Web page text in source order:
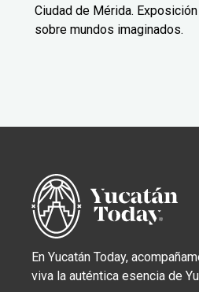
Ciudad de Mérida.
sobre mundos imaginados.
En Yucatán Today,
viva la auténtica esencia de